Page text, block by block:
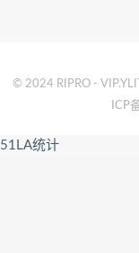
© 2024 RIPRO -
ICP
51LA统计